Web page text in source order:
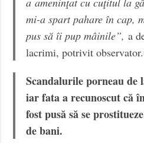
mi-a spart pahare în cap,
pus să îi pup mâinile”, a
lacrimi, potrivit
Scandalurile porneau de
iar fata a recunoscut că
fost pusă să se
de bani.